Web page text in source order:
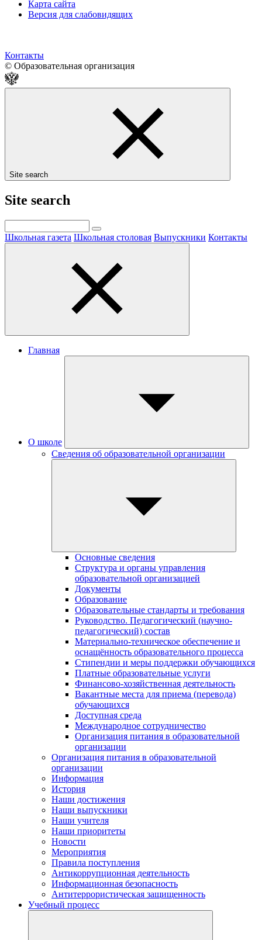
Карта сайта
Версия для слабовидящих
Контакты
© Образовательная организация
Site search
Site search
Школьная газета Школьная столовая Выпускники Контакты
Главная
О школе
Сведения об образовательной организации
Основные сведения
Структура и органы управления
образовательной организацией
Документы
Образование
Образовательные стандарты и требования
Руководство. Педагогический (научно-
педагогический) состав
Материально-техническое обеспечение и
оснащённость образовательного процесса
Стипендии и меры поддержки обучающихся
Платные образовательные услуги
Финансово-хозяйственная деятельность
Вакантные места для приема (перевода)
обучающихся
Доступная среда
Международное сотрудничество
Организация питания в образовательной
организации
Организация питания в образовательной
организации
Информация
История
Наши достижения
Наши выпускники
Наши учителя
Наши приоритеты
Новости
Мероприятия
Правила поступления
Антикоррупционная деятельность
Информационная безопасность
Антитеррористическая защищенность
Учебный процесс